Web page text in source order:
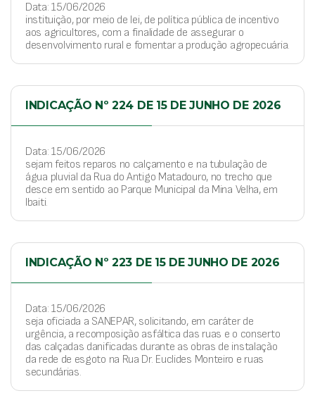
Data: 15/06/2026
instituição, por meio de lei, de política pública de incentivo
aos agricultores, com a finalidade de assegurar o
desenvolvimento rural e fomentar a produção agropecuária.
INDICAÇÃO Nº 224 DE 15 DE JUNHO DE 2026
Data: 15/06/2026
sejam feitos reparos no calçamento e na tubulação de
água pluvial da Rua do Antigo Matadouro, no trecho que
desce em sentido ao Parque Municipal da Mina Velha, em
Ibaiti.
INDICAÇÃO Nº 223 DE 15 DE JUNHO DE 2026
Data: 15/06/2026
seja oficiada a SANEPAR, solicitando, em caráter de
urgência, a recomposição asfáltica das ruas e o conserto
das calçadas danificadas durante as obras de instalação
da rede de esgoto na Rua Dr. Euclides Monteiro e ruas
secundárias.